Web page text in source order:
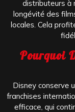
distributeurs à
longévité des
locales. Cela
Pourquoi
Disney conserve
franchises
efficace, qui